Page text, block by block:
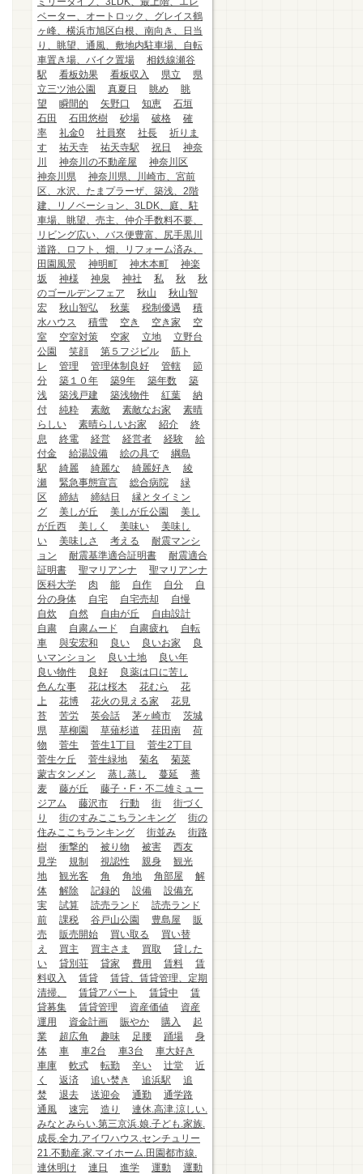
ベーター、オートロック、グレイス鶴
ヶ峰、横浜市旭区白根、南向き、日当
り、眺望、通風、敷地内駐車場、自転
車置き場、バイク置場
相鉄線瀬谷
駅
看板効果 看板収入 県立
県
立三ツ池公園
真夏日 眺め
眺
望
瞬間的 矢野口 知恵
石垣
石田
石田悠樹 砂場 破格
確
率
礼金0 社員寮 社長
祈りま
す
祐天寺 祐天寺駅 祝日
神奈
川
神奈川の不動産屋
神奈川区
神奈川県
神奈川県、川崎市、宮前
区、水沢、たまプラーザ、築浅、2階
建、リノベーション、3LDK、庭、駐
車場、眺望、売主、仲介手数料不要、
リビング広い、バス便豊富、尻手黒川
道路、ロフト、畑、リフォーム済み、
田園風景
神明町 神木本町
神楽
坂
神様 神泉 神社 私 秋
秋
のゴールデンフェア
秋山
秋山智
宏
秋山智弘 秋葉 税制優遇
積
水ハウス
積雪 空き 空き家
空
室
空室対策 空家 立地
立野台
公園
笑顔 第５フジビル
筋ト
レ
管理 管理体制良好 管轄
節
分
築１０年 築9年 築年数
築
浅
築浅戸建 築浅物件 紅葉
納
付
純粋 素敵 素敵なお家
素晴
らしい
素晴らしいお家 紹介
終
息
終電 経営 経営者 経験
給
付金
給湯設備 絵の具で
綱島
駅
綺麗 綺麗な 綺麗好き
綾
瀬
緊急事態宣言 総合病院
緑
区
締結 締結日
縁とタイミン
グ
美しが丘 美しが丘公園
美し
が丘西
美しく 美味い
美味し
い
美味しさ 考える
耐震マンシ
ョン
耐震基準適合証明書
耐震適合
証明書
聖マリアンナ
聖マリアンナ
医科大学
肉 能 自作 自分
自
分の身体
自宅 自宅売却
自慢
自炊
自然 自由が丘
自由設計
自粛
自粛ムード 自粛疲れ
自転
車
與安宏和 良い 良いお家
良
いマンション
良い土地
良い年
良い物件
良好
良薬は口に苦し
色んな事
花は桜木 花むら
花
上
花博 花火の見える家
花見
苔
苦労 英会話 茅ヶ崎市
茨城
県
草柳園 草薙杉道 荏田南
荷
物
菅生 菅生1丁目
菅生2丁目
菅生ケ丘
菅生緑地 菊名
菊菜
蒙古タンメン
蒸し蒸し 蔓延
蕎
麦
藤が丘
藤子・F・不二雄ミュー
ジアム
藤沢市 行動 街
街づく
り
街のすみここちランキング
街の
住みここちランキング
街並み
街路
樹
衝撃的 被り物 被害
西友
見学
規制 視認性 親身
観光
地
観光客 角 角地 角部屋
解
体
解除 記録的 設備
設備充
実
試算 読売ランド
読売ランド
前
課税 谷戸山公園 豊島屋
販
売
販売開始 買い取る
買い替
え
買主 買主さま 買取
貸した
い
貸別荘 貸家 費用 賃料
賃
料収入
賃貸
賃貸、賃貸管理、定期
清掃、
賃貸アパート 賃貸中
賃
貸募集
賃貸管理 資産価値
資産
運用
資金計画 賑やか 購入
起
業
超広角 趣味 足腰 踊場
身
体
車 車2台 車3台
車大好き
車庫
軟式 転勤 辛い 辻堂
近
く
返済 追い焚き 追浜駅
追
焚
退去 送迎会 通勤
通学路
通風
速完 造り
連休.高津.涼しい.
みなとみらい.第三京浜.娘.子ども.家族.
成長.全力.アイワハウス.センチュリー
21.不動産.家.マイホーム.田園都市線.
連休明け
連日 進学 運動
運動